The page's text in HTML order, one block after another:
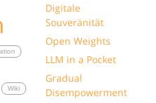
Wiki
Digitale
Souveränität
Open Weights
LLM in a Pocket
Gradual
Disempowerment